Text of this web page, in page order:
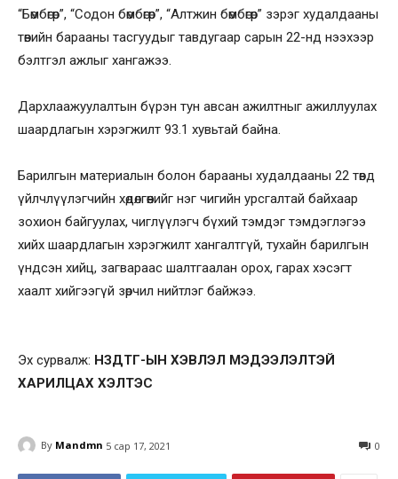
“Бөмбөгөр”, “Содон бөмбөгөр”, “Алтжин бөмбөгөр” зэрэг худалдааны
төвийн барааны тасгуудыг тавдугаар сарын 22-нд нээхээр
бэлтгэл ажлыг хангажээ.
Дархлаажуулалтын бүрэн тун авсан ажилтныг ажиллуулах
шаардлагын хэрэгжилт 93.1 хувьтай байна.
Барилгын материалын болон барааны худалдааны 22 төвд
үйлчлүүлэгчийн хөдөлгөөнийг нэг чигийн урсгалтай байхаар
зохион байгуулах, чиглүүлэгч бүхий тэмдэг тэмдэглэгээ
хийх шаардлагын хэрэгжилт хангалтгүй, тухайн барилгын
үндсэн хийц, загвараас шалтгаалан орох, гарах хэсэгт
хаалт хийгээгүй зөрчил нийтлэг байжээ.
Эх сурвалж: НЗДТГ-ЫН ХЭВЛЭЛ МЭДЭЭЛЭЛТЭЙ
ХАРИЛЦАХ ХЭЛТЭС
By Mandmn 5 сар 17, 2021 0